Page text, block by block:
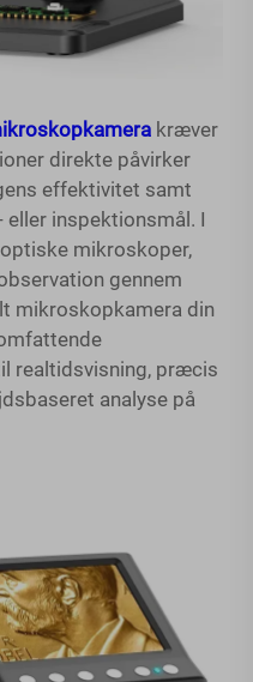
kræver
direkte påvirker
effektivitet samt
inspektionsmål. I
mikroskoper,
gennem
mikroskopkamera din
realtidsvisning, præcis
analyse på